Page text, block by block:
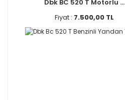
Dbk BC 520 T Motorlu ...
Fiyat : 7.500,00 TL